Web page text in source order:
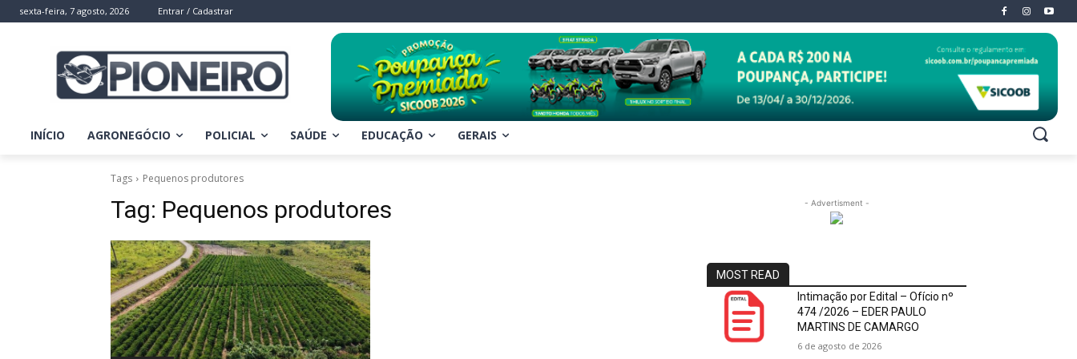
sexta-feira, 7 agosto, 2026 Entrar / Cadastrar
INÍCIO AGRONEGÓCIO POLICIAL SAÚDE EDUCAÇÃO GERAIS
Tags Pequenos produtores
Tag: Pequenos produtores - Advertisment -
MOST READ
Intimação por Edital – Ofício nº
474 /2026 – EDER PAULO
MARTINS DE CAMARGO
6 de agosto de 2026